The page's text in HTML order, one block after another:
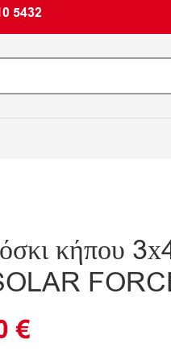
5432
κήπου
€